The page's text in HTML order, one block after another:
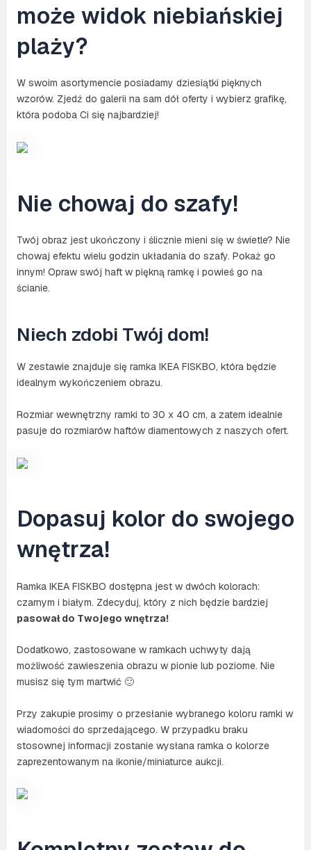
może widok niebiańskiej
plaży?
W swoim asortymencie posiadamy dziesiątki pięknych
wzorów. Zjedź do galerii na sam dół oferty i wybierz grafikę,
która podoba Ci się najbardziej!
Nie chowaj do szafy!
Twój obraz jest ukończony i ślicznie mieni się w świetle? Nie
chowaj efektu wielu godzin układania do szafy. Pokaż go
innym! Opraw swój haft w piękną ramkę i powieś go na
ścianie.
Niech zdobi Twój dom!
W zestawie znajduje się ramka IKEA FISKBO, która będzie
idealnym wykończeniem obrazu.
Rozmiar wewnętrzny ramki to 30 x 40 cm, a zatem idealnie
pasuje do rozmiarów haftów diamentowych z naszych ofert.
Dopasuj kolor do swojego
wnętrza!
Ramka IKEA FISKBO dostępna jest w dwóch kolorach:
czarnym i białym. Zdecyduj, który z nich będzie bardziej
pasował do Twojego wnętrza!
Dodatkowo, zastosowane w ramkach uchwyty dają
możliwość zawieszenia obrazu w pionie lub poziome. Nie
musisz się tym martwić 🙂
Przy zakupie prosimy o przesłanie wybranego koloru ramki w
wiadomości do sprzedającego. W przypadku braku
stosownej informacji zostanie wysłana ramka o kolorze
zaprezentowanym na ikonie/miniaturce aukcji.